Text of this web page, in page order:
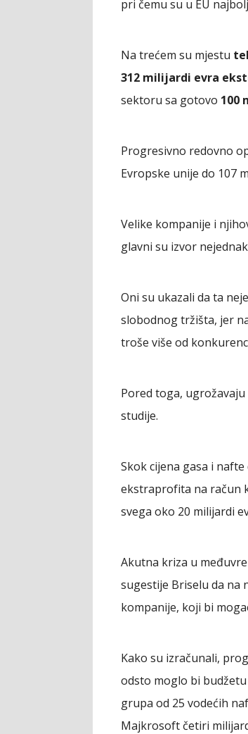
pri čemu su u EU
Na trećem su mjestu
312 milijardi evra
sektoru sa gotovo 100
Progresivno redovno
Evropske unije do 107
Velike kompanije i
glavni su izvor
Oni su ukazali da ta
slobodnog tržišta, jer
troše više od
Pored toga,
studije.
Skok cijena gasa i
ekstraprofita na račun
svega oko 20 milijardi
Akutna kriza u
sugestije Briselu da na
kompanije, koji bi
Kako su izračunali,
odsto moglo bi
grupa od 25 vodećih
Majkrosoft četiri